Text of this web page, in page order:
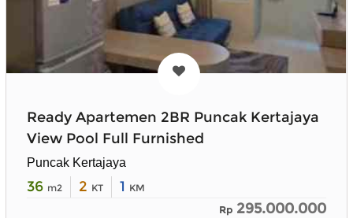
Ready Apartemen 2BR Puncak Kertajaya
View Pool Full Furnished
Puncak Kertajaya
36 m2 2 KT 1 KM
Rp 295.000.000